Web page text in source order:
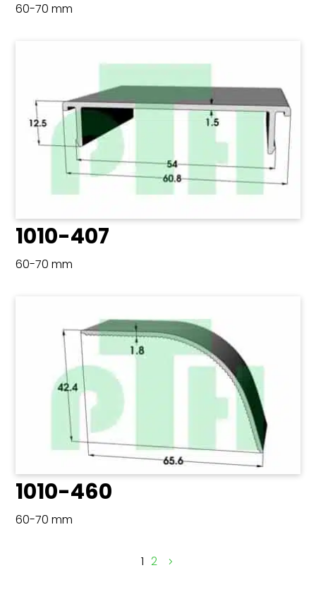
60-70 mm
1010-407
60-70 mm
1010-460
60-70 mm
1 2